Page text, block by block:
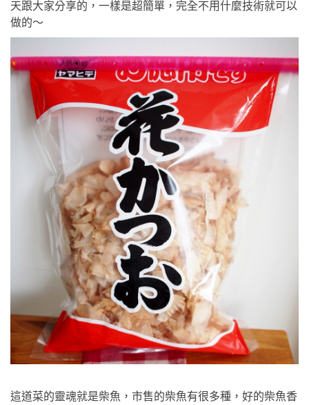
天跟大家分享的，一樣是超簡單，完全不用什麼技術就可以
做的～
這道菜的靈魂就是柴魚，市售的柴魚有很多種，好的柴魚香